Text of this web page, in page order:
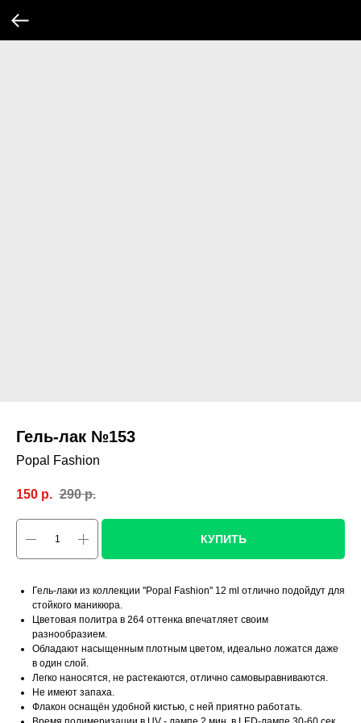
Гель-лак №153
Popal Fashion
150 р. 290 р.
КУПИТЬ
Гель-лаки из коллекции ''Popal Fashion'' 12 ml отлично подойдут для
стойкого маникюра.
Цветовая политра в 264 оттенка впечатляет своим
разнообразием.
Обладают насыщенным плотным цветом, идеально ложатся даже
в один слой.
Легко наносятся, не растекаются, отлично самовыравниваются.
Не имеют запаха.
Флакон оснащён удобной кистью, с ней приятно работать.